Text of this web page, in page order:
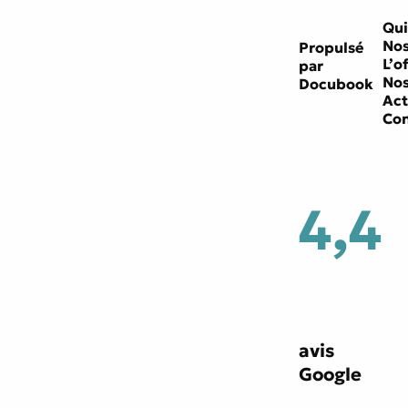
Propulsé
par
Docubook
4,4
avis
Google